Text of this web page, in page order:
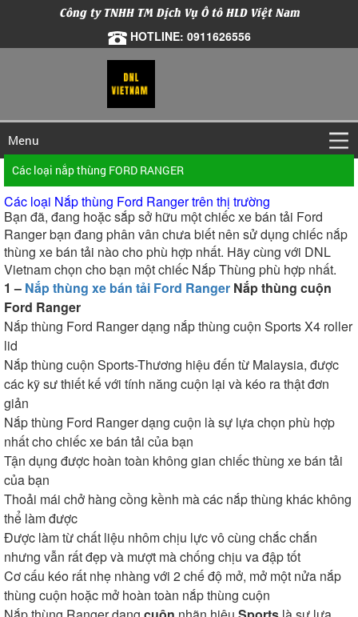
Công ty TNHH TM Dịch Vụ Ô tô HLD Việt Nam
HOTLINE: 0911626556
Menu
Các loại nắp thùng FORD RANGER
Các loại Nắp thùng Ford Ranger trên thị trường
Bạn đã, đang hoặc sắp sở hữu một chiếc xe bán tải Ford
Ranger bạn đang phân vân chưa biết nên sử dụng chiếc nắp
thùng xe bán tải nào cho phù hợp nhất. Hãy cùng với DNL
Vietnam chọn cho bạn một chiếc Nắp Thùng phù hợp nhất.
1 – Nắp thùng xe bán tải Ford Ranger Nắp thùng cuộn
Ford Ranger
Nắp thùng Ford Ranger dạng nắp thùng cuộn Sports X4 roller
lid
Nắp thùng cuộn Sports-Thương hiệu đến từ Malaysia, được
các kỹ sư thiết kế với tính năng cuộn lại và kéo ra thật đơn
giản
Nắp thùng Ford Ranger dạng cuộn là sự lựa chọn phù hợp
nhất cho chiếc xe bán tải của bạn
Tận dụng được hoàn toàn không gian chiếc thùng xe bán tải
của bạn
Thoải mái chở hàng cồng kềnh mà các nắp thùng khác không
thể làm được
Được làm từ chất liệu nhôm chịu lực vô cùng chắc chắn
nhưng vẫn rất đẹp và mượt mà chống chịu va đập tốt
Cơ cấu kéo rất nhẹ nhàng với 2 chế độ mở, mở một nửa nắp
thùng cuộn hoặc mở hoàn toàn nắp thùng cuộn